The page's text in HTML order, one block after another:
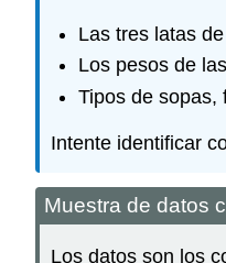
Las tres latas
Los pesos de
Tipos de sopas,
Intente identificar
Muestra de datos
Los datos son los